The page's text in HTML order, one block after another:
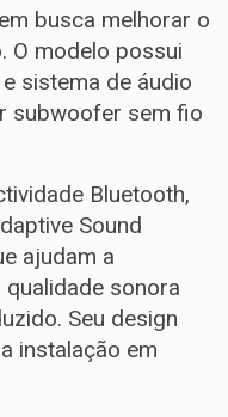
busca melhorar o
O modelo possui
sistema de áudio
subwoofer sem fio
Bluetooth,
Sound
ajudam a
sonora
Seu design
instalação em